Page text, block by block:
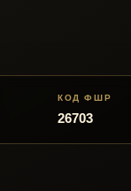
КОД ФШР
26703